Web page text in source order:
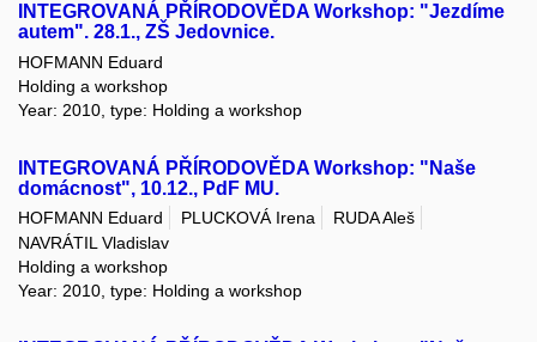
INTEGROVANÁ PŘÍRODOVĚDA Workshop: "Jezdíme
autem". 28.1., ZŠ Jedovnice.
HOFMANN Eduard
Holding a workshop
Year: 2010, type: Holding a workshop
INTEGROVANÁ PŘÍRODOVĚDA Workshop: "Naše
domácnost", 10.12., PdF MU.
HOFMANN Eduard PLUCKOVÁ Irena
RUDA Aleš
NAVRÁTIL Vladislav
Holding a workshop
Year: 2010, type: Holding a workshop